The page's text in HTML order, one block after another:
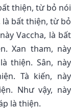
thiện, từ bỏ nói
là bất thiện, từ bỏ
Vaccha, là bất
Xan tham, này
thiện. Sân, này
Tà kiến, này
Như vậy, này
là thiện.